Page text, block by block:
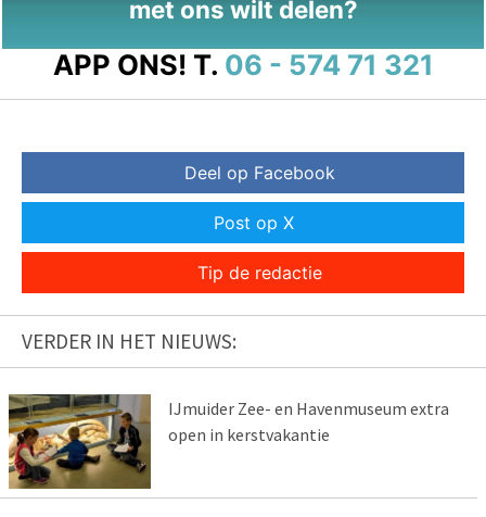
met ons wilt delen?
APP ONS! T. 06 - 574 71 321
Deel op Facebook
Post op X
Tip de redactie
VERDER IN HET NIEUWS:
IJmuider Zee- en Havenmuseum extra
open in kerstvakantie